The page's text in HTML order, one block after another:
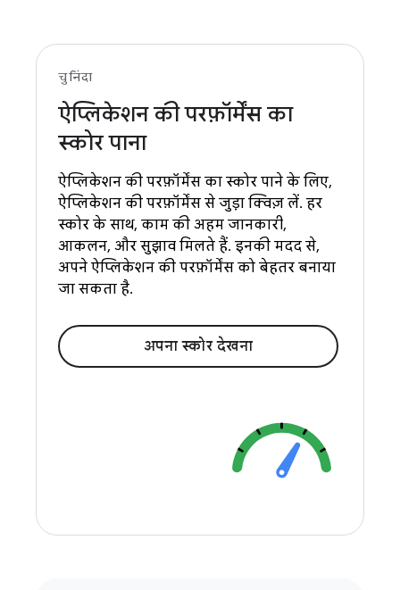
चुनिंदा
ऐप्लिकेशन की परफ़ॉर्मेंस का
स्कोर पाना
ऐप्लिकेशन की परफ़ॉर्मेंस का स्कोर पाने के लिए,
ऐप्लिकेशन की परफ़ॉर्मेंस से जुड़ा क्विज़ लें. हर
स्कोर के साथ, काम की अहम जानकारी,
आकलन, और सुझाव मिलते हैं. इनकी मदद से,
अपने ऐप्लिकेशन की परफ़ॉर्मेंस को बेहतर बनाया
जा सकता है.
अपना स्कोर देखना